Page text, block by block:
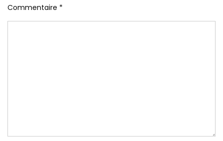
Commentaire *